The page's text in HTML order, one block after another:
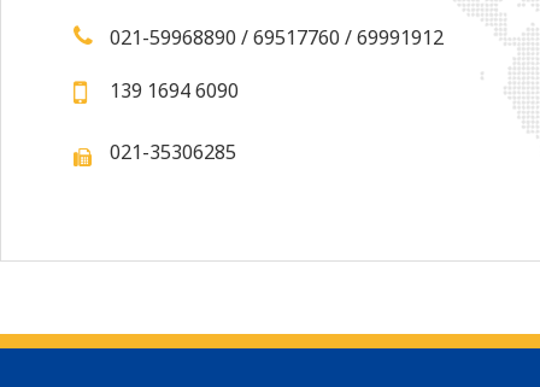
021-59968890 / 69517760 / 69991912
139 1694 6090
021-35306285